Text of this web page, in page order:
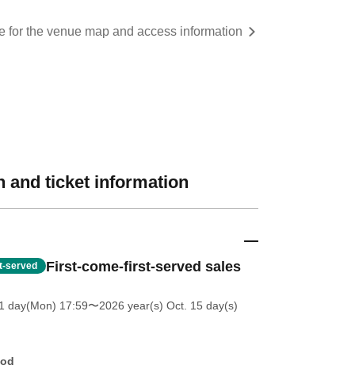
for the venue map and access information
and ticket information
served First-come-first-served sales
day(Mon) 17:59〜2026 year(s) Oct. 15 day(s)